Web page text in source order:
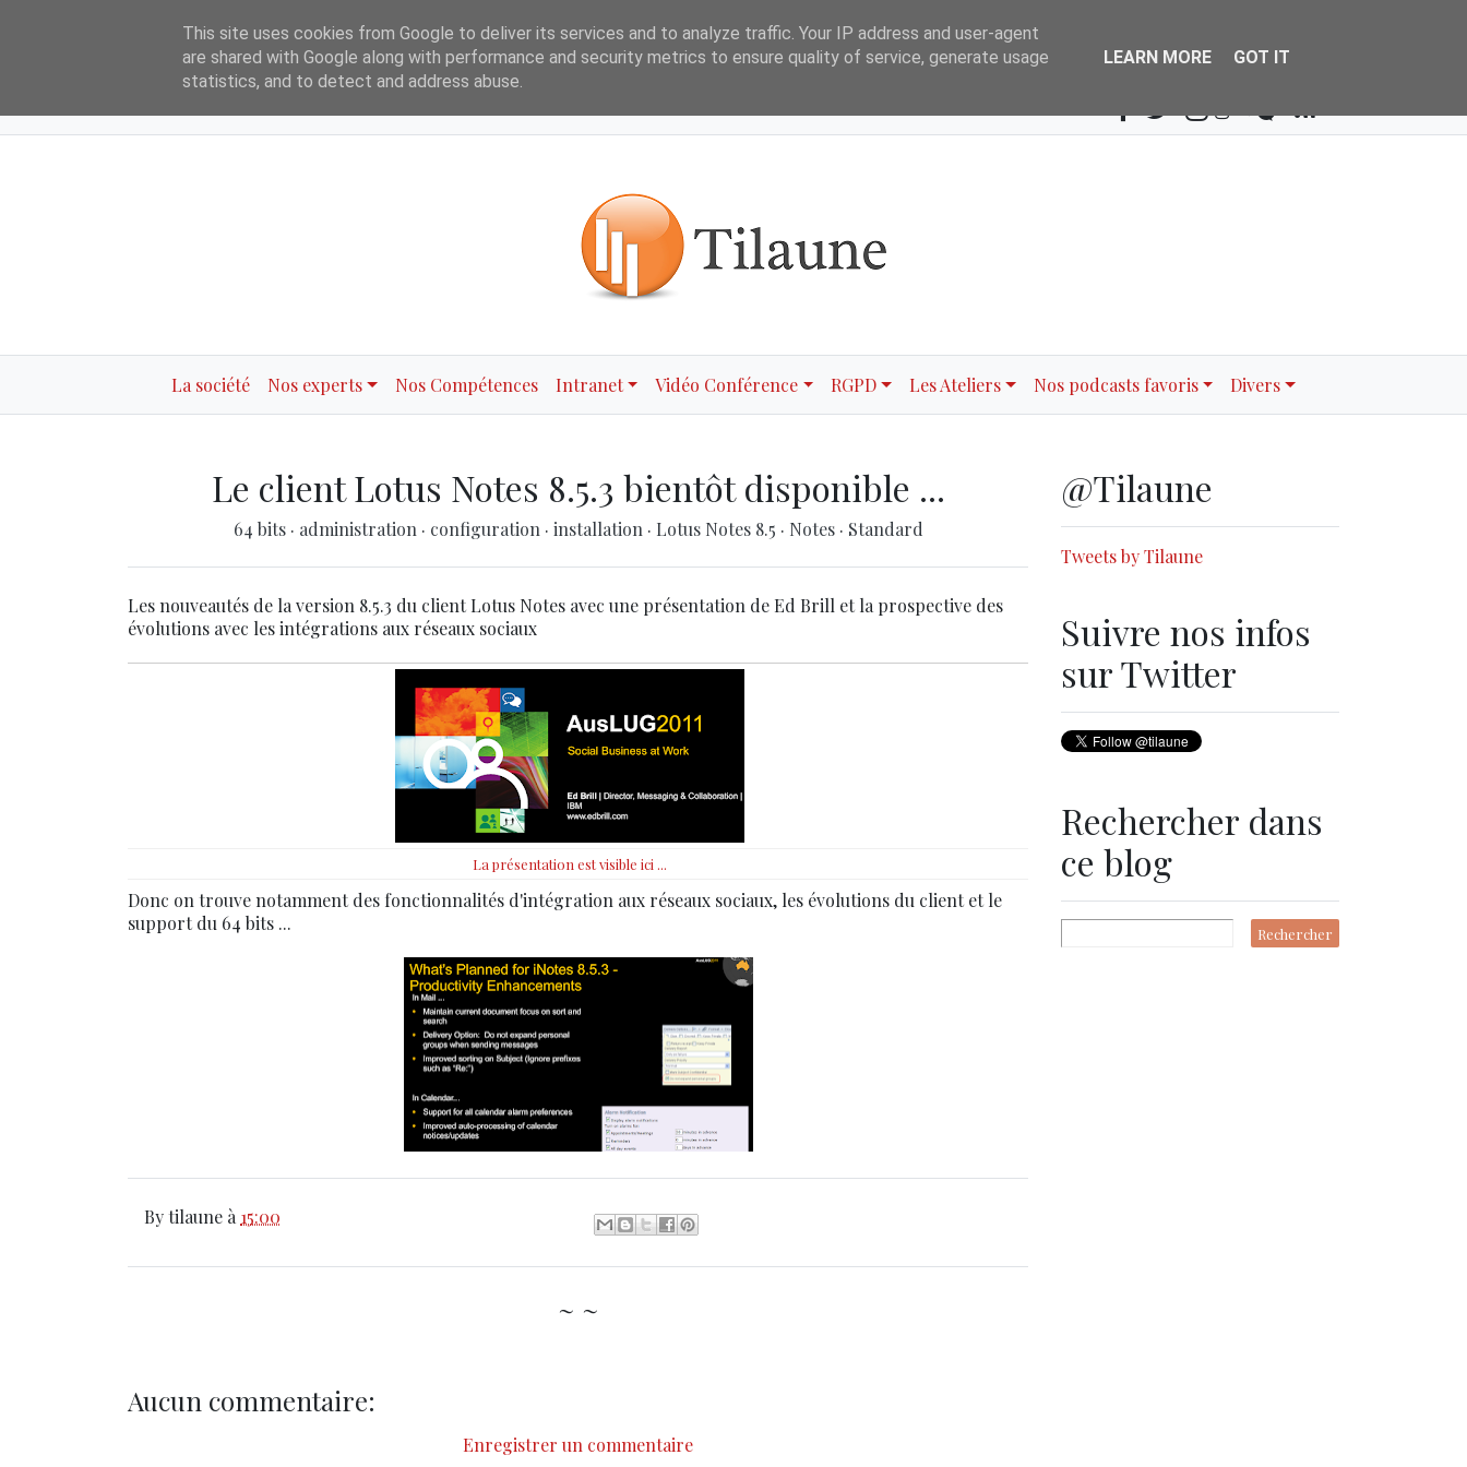
Tilaune .. Home Légal Partenaires Contact Search
La société Nos experts Nos Compétences Intranet Vidéo Conférence RGPD Les Ateliers Nos podcasts favoris Divers
Le client Lotus Notes 8.5.3 bientôt disponible ...
64 bits · administration · configuration · installation · Lotus Notes 8.5 · Notes · Standard
Les nouveautés de la version 8.5.3 du client Lotus Notes avec une présentation de Ed Brill et la prospective des
évolutions avec les intégrations aux réseaux sociaux
La présentation est visible ici ...
Donc on trouve notamment des fonctionnalités d'intégration aux réseaux sociaux, les évolutions du client et le
support du 64 bits ...
Bytilaune à 15:00
~ ~
Aucun commentaire:
Enregistrer un commentaire
@Tilaune
Tweets by Tilaune
Suivre nos infos
sur Twitter
Rechercher dans
ce blog
This site uses cookies from Google to deliver its services and to analyze traffic. Your IP address and user-agent
are shared with Google along with performance and security metrics to ensure quality of service, generate usage
statistics, and to detect and address abuse.
LEARN MORE GOT IT